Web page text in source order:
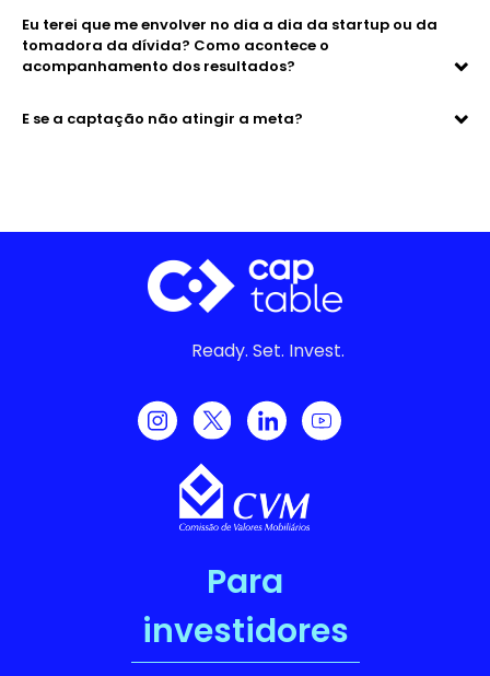
Eu terei que me envolver no dia a dia da startup ou da
tomadora da dívida? Como acontece o
acompanhamento dos resultados?
E se a captação não atingir a meta?
Ready. Set. Invest.
Para
investidores